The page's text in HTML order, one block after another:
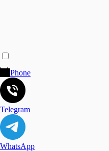
Phone
Telegram
WhatsApp